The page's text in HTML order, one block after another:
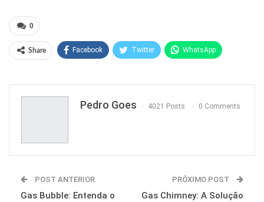
0
Share Facebook Twitter WhatsApp
Pedro Goes 4021 Posts 0 Comments
POST ANTERIOR
Gas Bubble: Entenda o
PRÓXIMO POST
Gas Chimney: A Solução